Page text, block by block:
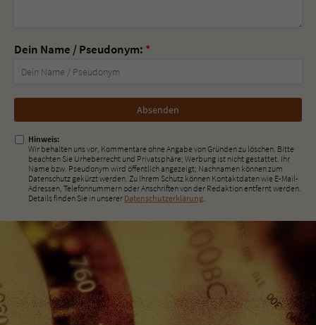
Dein Name / Pseudonym: *
Nicht
ausfüllen!
Hinweis:
Wir behalten uns vor, Kommentare ohne Angabe von Gründen zu löschen. Bitte
beachten Sie Urheberrecht und Privatsphäre; Werbung ist nicht gestattet. Ihr
Name bzw. Pseudonym wird öffentlich angezeigt; Nachnamen können zum
Datenschutz gekürzt werden. Zu Ihrem Schutz können Kontaktdaten wie E-Mail-
Adressen, Telefonnummern oder Anschriften von der Redaktion entfernt werden.
Details finden Sie in unserer Datenschutzerklärung.